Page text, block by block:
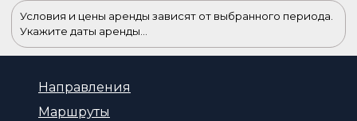
Условия и цены аренды зависят от выбранного периода.
Укажите даты аренды...
Направления
Маршруты